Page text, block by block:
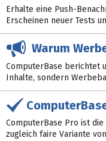
Erhalte eine Push-
Erscheinen neuer Tests
Warum
ComputerBase berichtet
Inhalte, sondern
ComputerBase Pro ist
zugleich faire Variante